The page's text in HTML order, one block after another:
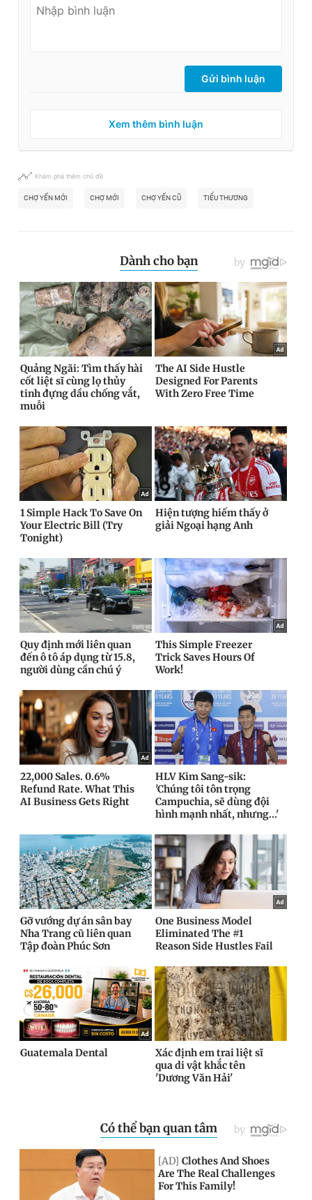
Gửi bình luận
Xem thêm bình luận
Khám phá thêm chủ đề
CHỢ YẾN MỚI CHỢ MỚI CHỢ YẾN CŨ TIỂU THƯƠNG